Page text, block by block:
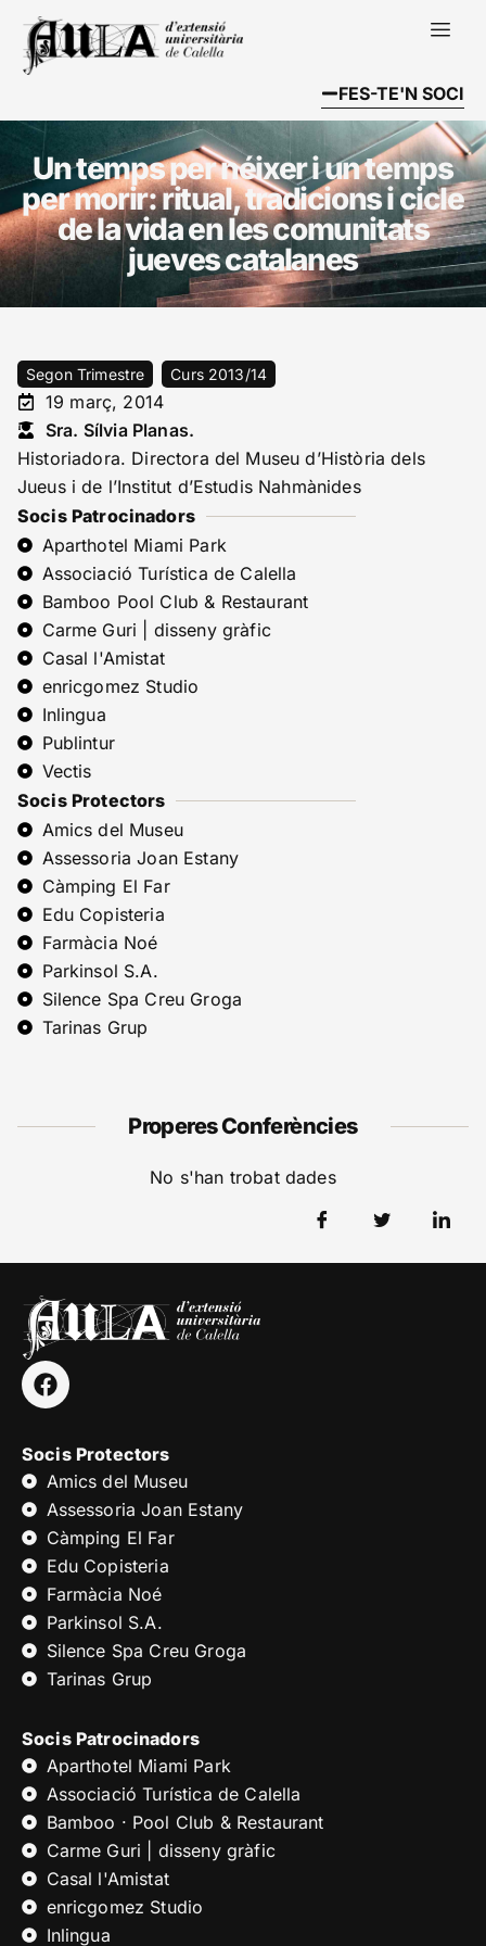
FES-TE'N SOCI
Un temps per néixer i un temps
per morir: ritual, tradicions i cicle
de la vida en les comunitats
jueves catalanes
Segon Trimestre Curs 2013/14
19 març, 2014
Sra. Sílvia Planas.
Historiadora. Directora del Museu d’Història dels
Jueus i de l’Institut d’Estudis Nahmànides
Socis Patrocinadors
Aparthotel Miami Park
Associació Turística de Calella
Bamboo Pool Club & Restaurant
Carme Guri | disseny gràfic
Casal l'Amistat
enricgomez Studio
Inlingua
Publintur
Vectis
Socis Protectors
Amics del Museu
Assessoria Joan Estany
Càmping El Far
Edu Copisteria
Farmàcia Noé
Parkinsol S.A.
Silence Spa Creu Groga
Tarinas Grup
Properes Conferències
No s'han trobat dades
Socis Protectors
Amics del Museu
Assessoria Joan Estany
Càmping El Far
Edu Copisteria
Farmàcia Noé
Parkinsol S.A.
Silence Spa Creu Groga
Tarinas Grup
Socis Patrocinadors
Aparthotel Miami Park
Associació Turística de Calella
Bamboo · Pool Club & Restaurant
Carme Guri | disseny gràfic
Casal l'Amistat
enricgomez Studio
Inlingua